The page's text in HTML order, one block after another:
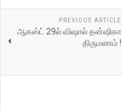
PREVIOUS ARTICLE
ஆகஸ்ட் 29ல் விஷால் தன்ஷிகா
திருமணம் !